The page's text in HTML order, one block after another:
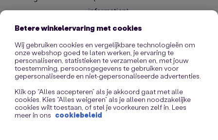
information).
Betere winkelervaring met cookies
Wij gebruiken cookies en vergelijkbare technologieën om
onze webshop goed te laten werken, je ervaring te
personaliseren, statistieken te verzamelen en, met jouw
toestemming, persoonsgegevens te gebruiken voor
gepersonaliseerde en niet-gepersonaliseerde advertenties.
Klik op “Alles accepteren” als je akkoord gaat met alle
cookies. Kies “Alles weigeren” als je alleen noodzakelijke
cookies wilt toestaan, of stel je voorkeuren zelf in. Lees
meer in ons cookiebeleid